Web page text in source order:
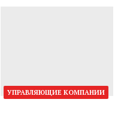
УПРАВЛЯЮЩИЕ КОМПАНИИ